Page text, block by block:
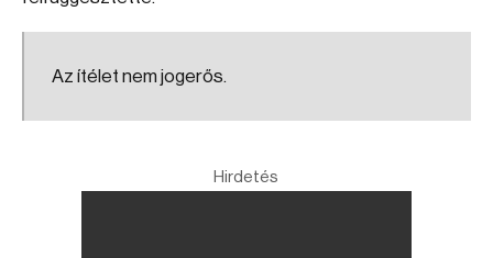
Az ítélet nem jogerős.
Hirdetés